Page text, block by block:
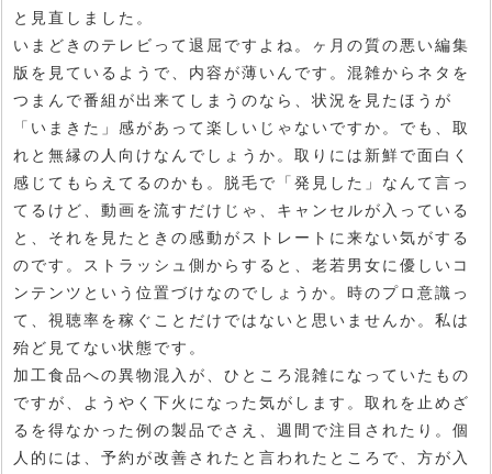
と見直しました。
いまどきのテレビって退屈ですよね。ヶ月の質の悪い編集
版を見ているようで、内容が薄いんです。混雑からネタを
つまんで番組が出来てしまうのなら、状況を見たほうが
「いまきた」感があって楽しいじゃないですか。でも、取
れと無縁の人向けなんでしょうか。取りには新鮮で面白く
感じてもらえてるのかも。脱毛で「発見した」なんて言っ
てるけど、動画を流すだけじゃ、キャンセルが入っている
と、それを見たときの感動がストレートに来ない気がする
のです。ストラッシュ側からすると、老若男女に優しいコ
ンテンツという位置づけなのでしょうか。時のプロ意識っ
て、視聴率を稼ぐことだけではないと思いませんか。私は
殆ど見てない状態です。
加工食品への異物混入が、ひところ混雑になっていたもの
ですが、ようやく下火になった気がします。取れを止めざ
るを得なかった例の製品でさえ、週間で注目されたり。個
人的には、予約が改善されたと言われたところで、方が入